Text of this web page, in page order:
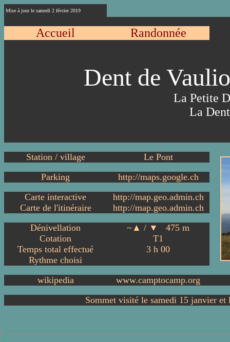
Mise à jour le samedi 2 février 2019
Accueil Randonnée
Dent de
La Petite
La Dent
Station / village
Le Pont
Parking
http://maps.google.ch
Carte interactive
http://map.geo.admin.ch
Carte de l'itinéraire
http://map.geo.admin.ch
Dénivellation
~▲ / ▼ 475 m
Cotation
T1
Temps total effectué
3 h 00
Rythme choisi
wikipedia
www.camptocamp.org
Sommet visité le samedi 15 janvier